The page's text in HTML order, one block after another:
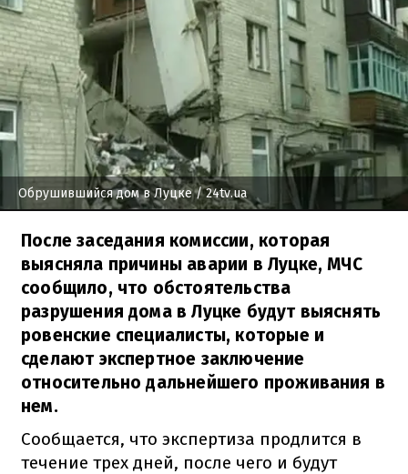
Обрушившийся дом в Луцке/ 24tv.ua
После заседания комиссии, которая
выясняла причины аварии в Луцке, МЧС
сообщило, что обстоятельства
разрушения дома в Луцке будут выяснять
ровенские специалисты, которые и
сделают экспертное заключение
относительно дальнейшего проживания в
нем.
Сообщается, что экспертиза продлится в
течение трех дней, после чего и будут